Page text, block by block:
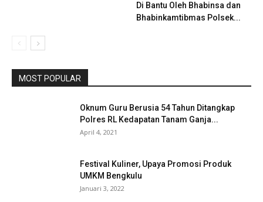
Di Bantu Oleh Bhabinsa dan
Bhabinkamtibmas Polsek...
MOST POPULAR
Oknum Guru Berusia 54 Tahun Ditangkap
Polres RL Kedapatan Tanam Ganja...
April 4, 2021
Festival Kuliner, Upaya Promosi Produk
UMKM Bengkulu
Januari 3, 2022